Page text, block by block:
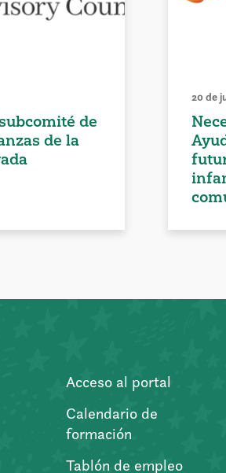
de
de la
20 de
Acceso al portal
Calendario de
formación
Tablón de empleo